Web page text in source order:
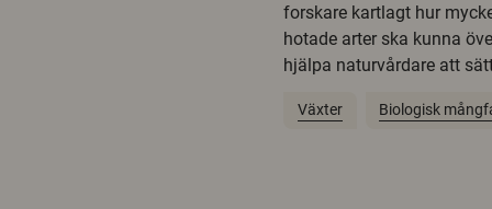
forskare kartlagt hur
hotade arter ska kunna
hjälpa naturvårdare att
Växter Biologisk